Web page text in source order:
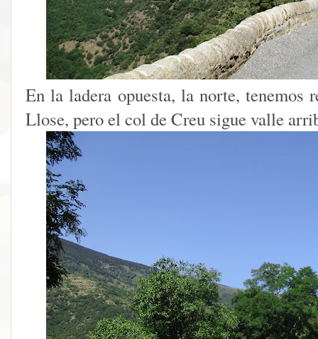
En la ladera opuesta, la norte, tenemos
Llose, pero el col de Creu sigue valle